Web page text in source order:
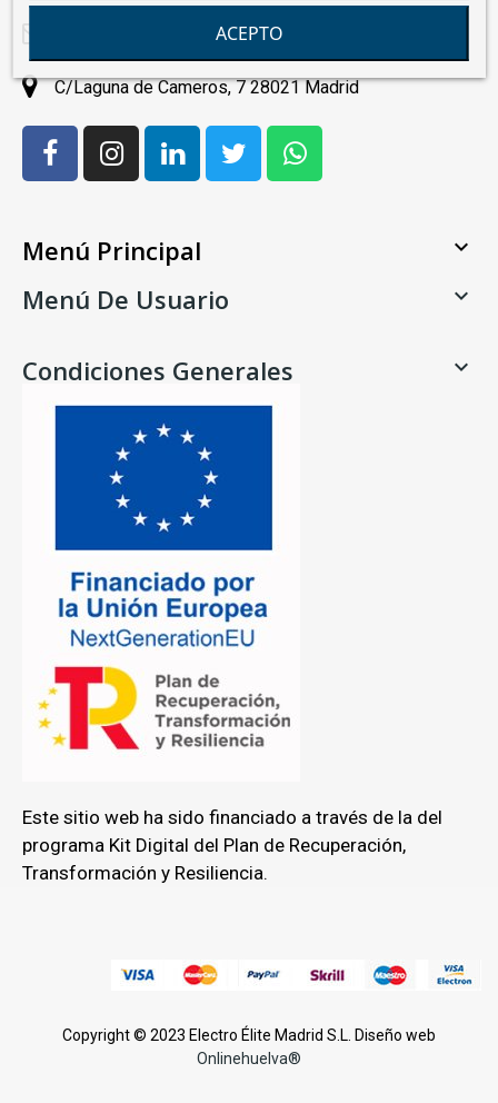
comercial@electroelite.es
C/Laguna de Cameros, 7 28021 Madrid
Menú Principal 
Menú De Usuario 
Condiciones Generales 
Este sitio web ha sido financiado a través de la del
programa Kit Digital del Plan de Recuperación,
Transformación y Resiliencia.
Copyright © 2023 Electro Élite Madrid S.L. Diseño web
Onlinehuelva®
ACEPTO